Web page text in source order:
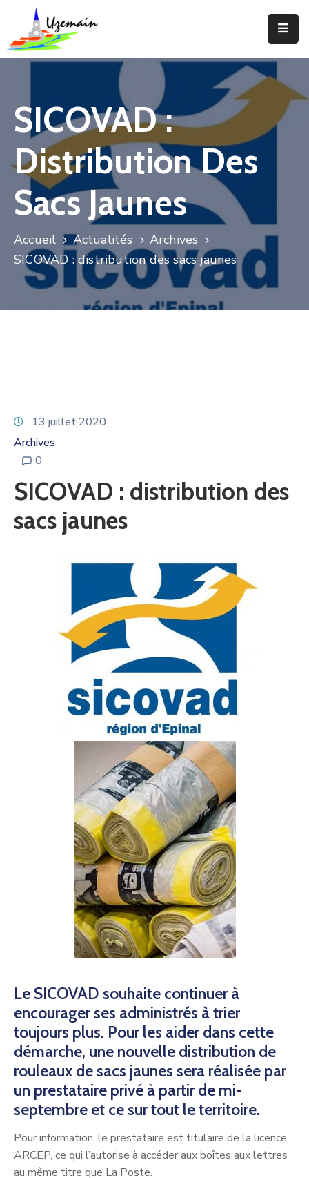
Actualités
Votre
Commune
Votre
Mairie
Services
Locale
SICOVAD :
Distribution Des
Sacs Jaunes
Accueil Actualités
Archives
SICOVAD : distribution des sacs jaunes
13 juillet 2020
Archives
0
SICOVAD : distribution des
sacs jaunes
Le SICOVAD souhaite continuer à
encourager ses administrés à trier
toujours plus. Pour les aider dans cette
démarche, une nouvelle distribution de
rouleaux de sacs jaunes sera réalisée par
un prestataire privé à partir de mi-
septembre et ce sur tout le territoire.
Pour information, le prestataire est titulaire de la licence
ARCEP, ce qui l’autorise à accéder aux boîtes aux lettres
au même titre que La Poste.